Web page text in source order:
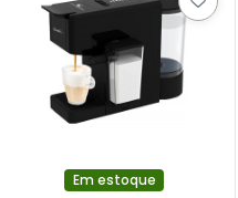
Em estoque